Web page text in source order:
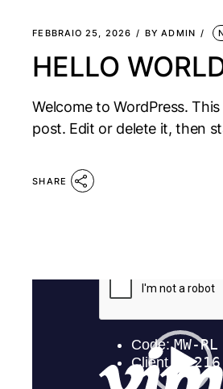
FEBBRAIO 25, 2026 BY ADMIN
HELLO
Welcome to WordPress.
post. Edit or delete it, then
SHARE